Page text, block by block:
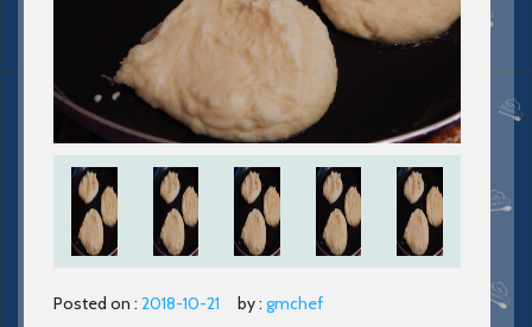
Posted on : 2018-10-21 by : gmchef